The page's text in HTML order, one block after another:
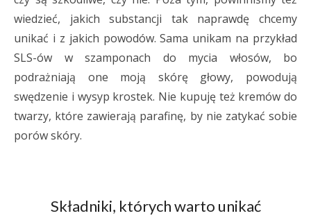
wiedzieć, jakich substancji tak naprawdę chcemy
unikać i z jakich powodów. Sama unikam na przykład
SLS-ów w szamponach do mycia włosów, bo
podrażniają one moją skórę głowy, powodują
swędzenie i wysyp krostek. Nie kupuję też kremów do
twarzy, które zawierają parafinę, by nie zatykać sobie
porów skóry.
Składniki, których warto unikać